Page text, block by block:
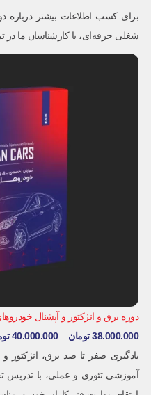
برای کسب اطلاعات بیشتر
شغلی حرفه‌ای، با کارشناسان ما در
دوره برق و انژکتور و آپشنال
38.000.000 تومان –
40.000.000
آموزشی تئوری و عملی، با